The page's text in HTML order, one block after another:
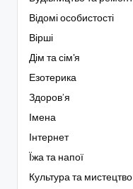
Відомі особистості
Вірші
Дім та сім'я
Езотерика
Здоров’я
Імена
Інтернет
Їжа та напої
Культура та мистецтво